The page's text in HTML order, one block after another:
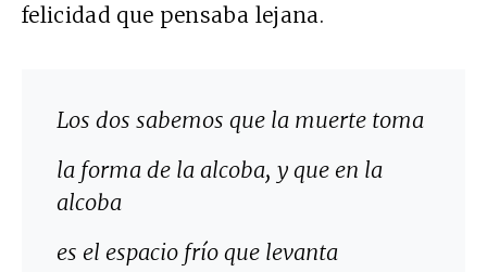
felicidad que pensaba lejana.
Los dos sabemos que la muerte toma
la forma de la alcoba, y que en la
alcoba
es el espacio frío que levanta